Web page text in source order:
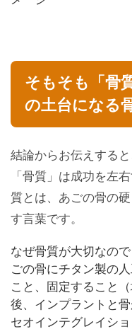
そもそも「骨
の土台になる
結論からお伝えする
「骨質」は成功を左
質とは、あごの骨の
す言葉です。
なぜ骨質が大切なの
ごの骨にチタン製の
こと、固定すること
後、インプラントと
セオインテグレイシ